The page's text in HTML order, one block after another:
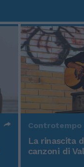
Controtempo
La rinascita
canzoni di